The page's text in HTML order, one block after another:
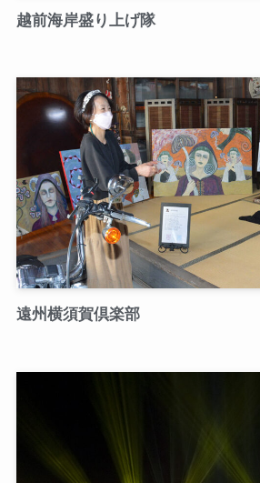
越前海岸盛り上げ隊
遠州横須賀倶楽部